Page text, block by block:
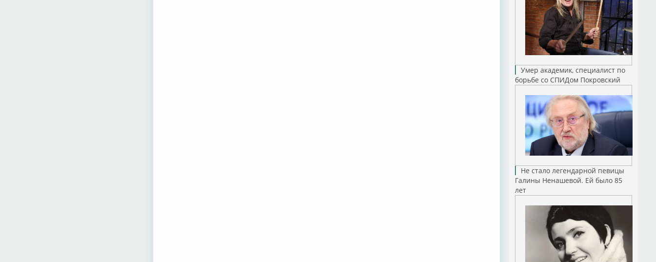
Умер академик, специалист по
борьбе со СПИДом Покровский
Не стало легендарной певицы
Галины Ненашевой. Ей было 85
лет